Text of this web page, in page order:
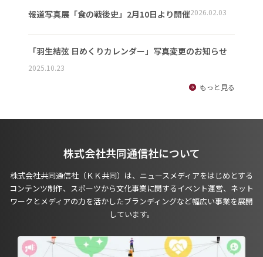
報道写真展「食の戦後史」2月10日より開催2026.02.03
「羽生結弦 日めくりカレンダー」写真変更のお知らせ
2025.10.23
もっと見る
株式会社共同通信社について
株式会社共同通信社（ＫＫ共同）は、ニュースメディアをはじめとする
コンテンツ制作、スポーツから文化事業に関するイベント運営、ネット
ワークとメディアの力を活かしたブランディングなど幅広い事業を展開
しています。